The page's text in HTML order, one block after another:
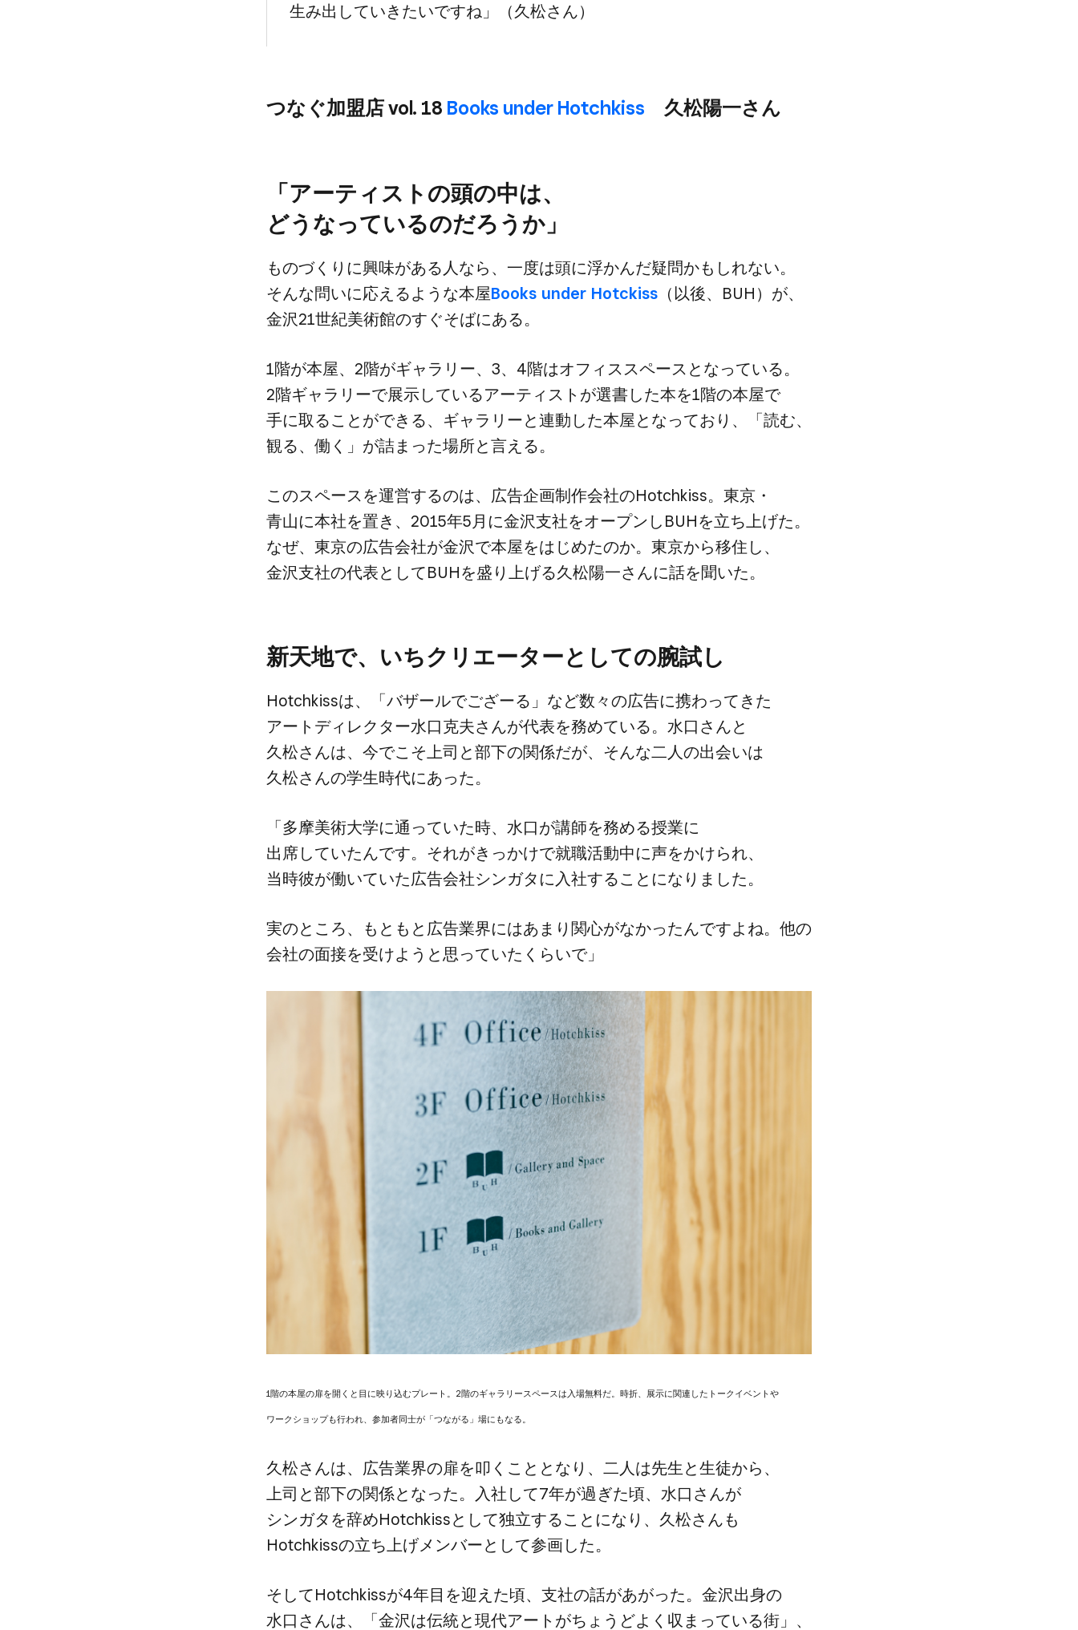
生み出していきたいですね」​（久松さん）
つなぐ​加盟店 vol. 18 Books under Hotchkiss 久松陽一さん
「アーティストの​頭の​中は、​
どうなっているのだろうか」
もの​づくりに​興味が​ある​人なら、​一度は​頭に​浮かんだ​疑問かもしれない。​
そんな​問いに​応えるような​本屋Books under Hotckiss ​（以後、​BUH）が、​
金沢21世紀美術館の​すぐ​そばに​ある。
1階が​本屋、​2階が​ギャラリー、​3、​4階は​オフィススペースと​なっている。​
2階ギャラリーで​展示している​アーティストが​選書した本を​1階の​本屋で​
手に​取ることができる、​ギャラリーと​連動した本屋と​なっており、​「読む、​
観る、​働く」が​詰まった​場所と​言える。
この​スペースを​運営するのは、​広告企画制作会社の​Hotchkiss。​東京・
青山に​本社を​置き、​2015年5月に​金沢支社を​オープンしBUHを​立ち上げた。​
なぜ、​東京の​広告会社が​金沢で​本屋を​はじめたのか。​東京から​移住し、​
金沢支社の​代表と​して​BUHを​盛り上げる​久松陽一さんに​話を​聞いた。
新天地で、​いちクリエーターと​しての​腕試し
Hotchkissは、​「バザールで​ござーる」など​数々の​広告に​携わってきた​
アートディレクター水口克​夫さんが​代表を​務めている。​水口さんと​
久松さんは、​今で​こそ上司と​部下の​関係だが、​そんな​二人の​出会いは​
久松さんの​学生時代に​あった。
「多摩美術大学に​通っていた​時、​水口が​講師を​務める​授業に​
出席していたんです。​それが​きっかけで​就職活動中に​声を​かけられ、​
当時彼が​働いていた​広告会社シンガタに​入社する​ことになりました。
実の​ところ、​もともと​広告業界には​あまり​関心が​なかったんですよね。​他の​
会社の​面接を​受けようと​思っていた​くらいで」
1階の​本屋の​扉を​開くと​目に​映り込むプレート。​2階の​ギャラリースペースは​入場無料だ。​時折、​展示に​関連した​トークイベントや​
ワークショップも​行われ、​参加者同士が​「つながる」場にもなる。
久松さんは、​広告業界の​扉を​叩く​こととなり、​二人は​先生と​生徒から、​
上司と​部下の​関係と​なった。​入社して​7年が​過ぎた頃、​水口さんが​
シンガタを​辞めHotchkissと​して​独立する​ことに​なり、​久松さんも​
Hotchkissの​立ち上げメンバーと​して​参画した。
そして​Hotchkissが​4年目を​迎えた頃、​支社の​話が​あがった。​金沢出身の​
水口さんは、​「金沢は​伝統と​現代アートが​ちょうど​よく​収まっている​街」、​